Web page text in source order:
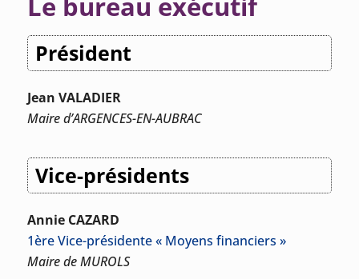
Président
Jean VALADIER
Maire d’ARGENCES-EN-AUBRAC
Vice-présidents
Annie CAZARD
1ère Vice-présidente « Moyens financiers »
Maire de MUROLS